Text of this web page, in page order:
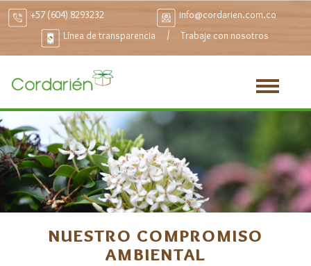
+57 (604) 8293232
info@cordarien.com.co
Línea de transparencia
/ Trabaje con nosotros
NUESTRO COMPROMISO
AMBIENTAL